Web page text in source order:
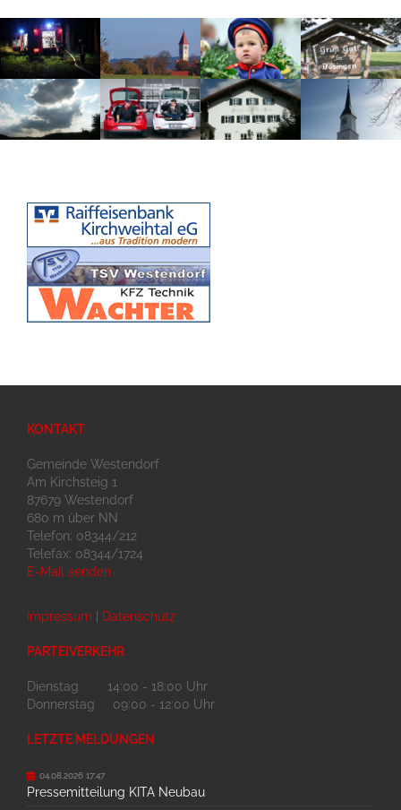
KONTAKT
Gemeinde Westendorf
Am Kirchsteig 1
87679 Westendorf
680 m über NN
Telefon: 08344/212
Telefax: 08344/1724
E-Mail senden
Impressum Datenschutz
PARTEIVERKEHR
Dienstag 14:00 - 18:00 Uhr
Donnerstag 09:00 - 12:00 Uhr
LETZTE MELDUNGEN
04.08.2026 17:47
Pressemitteilung KITA Neubau